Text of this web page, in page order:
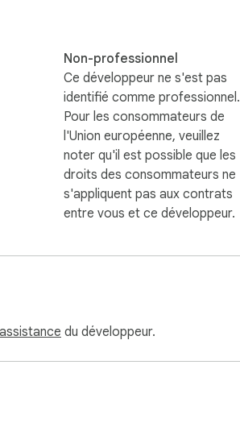
Non-professionnel
Ce développeur ne s'est pas
identifié comme professionnel.
Pour les consommateurs de
l'Union européenne, veuillez
noter qu'il est possible que les
droits des consommateurs ne
s'appliquent pas aux contrats
entre vous et ce développeur.
du développeur.